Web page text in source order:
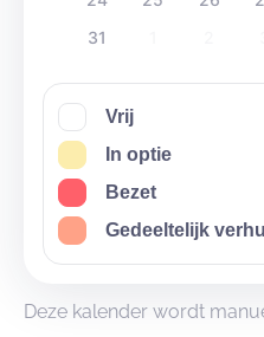
31
Vrij
In optie
Bezet
Gedeeltelijk
Deze kalender wordt